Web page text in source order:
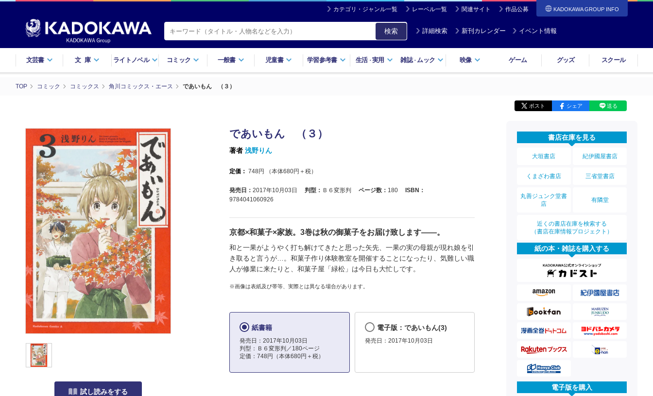
カテゴリ・ジャンル一覧 レーベル一覧 関連サイト 作品公募 KADOKAWA GROUP INFO
検索 詳細検索 新刊カレンダー イベント情報
文芸書 文庫 ライトノベル コミック 一般書 児童書 学習参考書 生活・実用 雑誌・ ムック 映像 ゲーム グッズ スクール
TOP コミック コミックス 角川コミックス・エース であいもん （３）
ポスト シェア 送る
試し読みをする
であいもん （３）
著者 浅野りん
定価： 748円 （本体680円＋税）
発売日： 2017年10月03日 判型： Ｂ６変形判 ページ数： 180
ISBN：
9784041060926
京都×和菓子×家族。3巻は秋の御菓子をお届け致します――。
和と一果がようやく打ち解けてきたと思った矢先、一果の実の母親が現れ娘を引
き取ると言うが…。和菓子作り体験教室を開催することになったり、気難しい職
人が修業に来たりと、和菓子屋「緑松」は今日も大忙しです。
※画像は表紙及び帯等、実際とは異なる場合があります。
紙書籍
発売日：2017年10月03日
判型：Ｂ６変形判／180ページ
定価：748円（本体680円＋税）
電子版：であいもん(3)
発売日：2017年10月03日
書店在庫を見る
大垣書店 紀伊國屋書店
くまざわ書店 三省堂書店
丸善ジュンク堂書
店
有隣堂
近くの書店在庫を検索する
（書店在庫情報プロジェクト）
紙の本・雑誌を購入する
電子版を購入